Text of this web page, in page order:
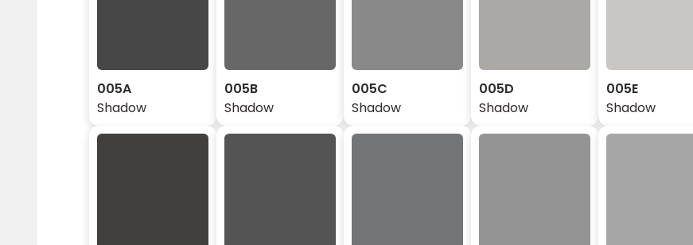
005A
Shadow
005B
Shadow
005C
Shadow
005D
Shadow
005E
Shadow